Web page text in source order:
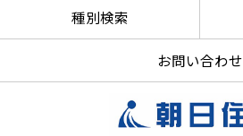
種別検索
お問い合わせ